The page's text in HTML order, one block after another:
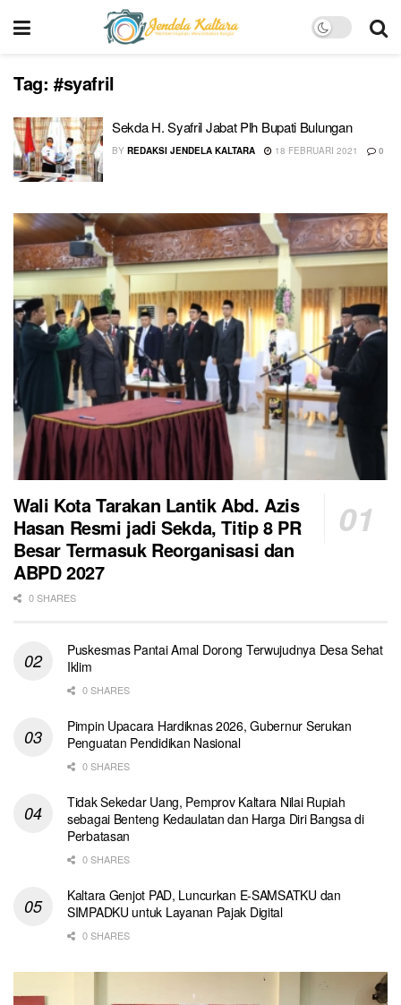
Tag: #syafril
Sekda H. Syafril Jabat Plh Bupati Bulungan
BY REDAKSI JENDELA KALTARA 18 FEBRUARI 2021 0
Wali Kota Tarakan Lantik Abd. Azis
Hasan Resmi jadi Sekda, Titip 8 PR
Besar Termasuk Reorganisasi dan
ABPD 2027
0 SHARES
Puskesmas Pantai Amal Dorong Terwujudnya Desa Sehat
Iklim
0 SHARES
Pimpin Upacara Hardiknas 2026, Gubernur Serukan
Penguatan Pendidikan Nasional
0 SHARES
Tidak Sekedar Uang, Pemprov Kaltara Nilai Rupiah
sebagai Benteng Kedaulatan dan Harga Diri Bangsa di
Perbatasan
0 SHARES
Kaltara Genjot PAD, Luncurkan E-SAMSATKU dan
SIMPADKU untuk Layanan Pajak Digital
0 SHARES